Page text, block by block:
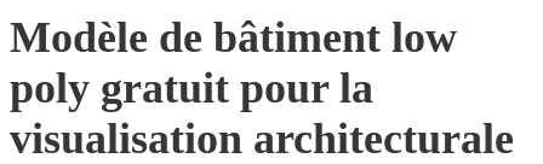
Modèle de bâtiment low
poly gratuit pour la
visualisation architecturale